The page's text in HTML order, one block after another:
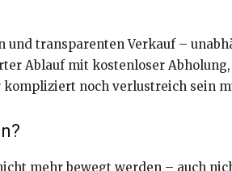
transparenten Verkauf –
Ablauf mit kostenloser
noch verlustreich sein
mehr bewegt werden – auch